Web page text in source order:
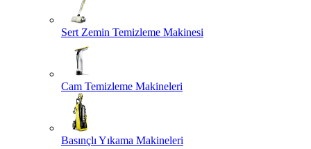
Sert Zemin Temizleme Makinesi
Cam Temizleme Makineleri
Basınçlı Yıkama Makineleri